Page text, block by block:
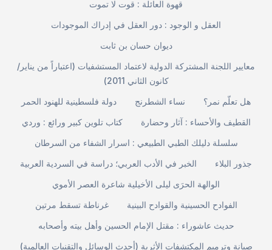
قهوة العائلة : قوت لا تموت
العقل و الوجود : دور العقل في إدراك الموجودات
ديوان حسان بن ثابت
معايير اللجنة المشتركة الدولية لاعتماد المستشفيات (اعتباراً من يناير/
كانون الثاني 2011)
دولة فلسطينية للهنود الحمر
نساء الشطرنج
هل تعلّم نمر؟
كتاب تلوين كبير ورائع : وردي
القطيف والأحساء : آثار وحضارة
سلسلة دليلك الطبي الطبيعي : اسرار الشفاء من السرطان
الخبر في الأدب العربي؛ دراسة في السردية العربية
جذور البلاء
الوالهة الحرَى ليلى الأخيلية شاعرة العصر الأموي
غرناطة تسقط مرتين
الفوادح الحسينية والقوادح البينية
حديث عاشوراء : مقتل الإمام الحسين وأهل بيته وأصحابه
صيانة وترميم المكتشفات الأثرية (أحدث الوسائل والتقنيات العالمية)